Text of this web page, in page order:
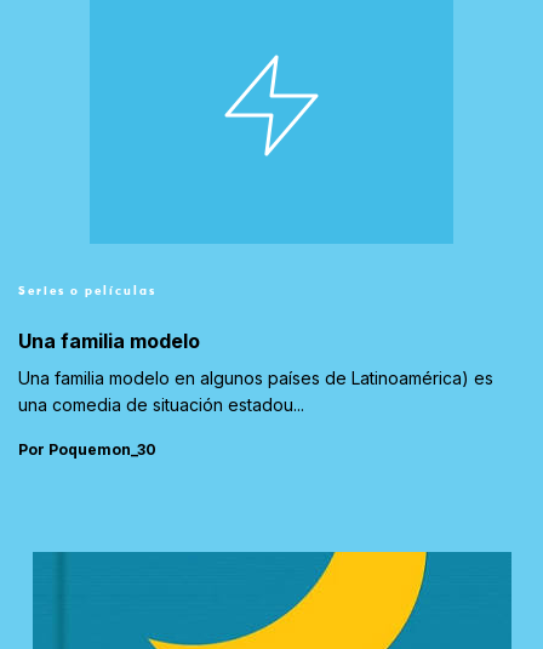
Series o películas
Una familia modelo
Una familia modelo en algunos países de Latinoamérica) es
una comedia de situación estadou...
Por Poquemon_30